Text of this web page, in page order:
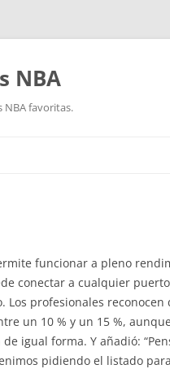
NBA
NBA favoritas.
funcionar a pleno
conectar a cualquier
Los profesionales
un 10 % y un 15 %,
igual forma. Y añadió:
pidiendo el listado